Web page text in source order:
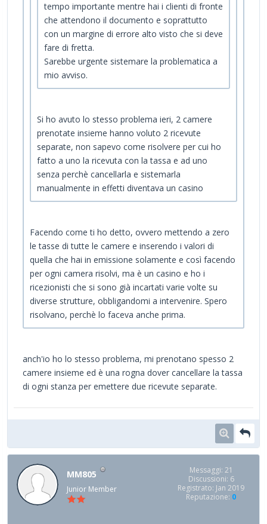
tempo importante mentre hai i clienti di fronte
che attendono il documento e soprattutto
con un margine di errore alto visto che si deve
fare di fretta.
Sarebbe urgente sistemare la problematica a
mio avviso.
Si ho avuto lo stesso problema ieri, 2 camere
prenotate insieme hanno voluto 2 ricevute
separate, non sapevo come risolvere per cui ho
fatto a uno la ricevuta con la tassa e ad uno
senza perchè cancellarla e sistemarla
manualmente in effetti diventava un casino
Facendo come ti ho detto, ovvero mettendo a zero
le tasse di tutte le camere e inserendo i valori di
quella che hai in emissione solamente e così facendo
per ogni camera risolvi, ma è un casino e ho i
ricezionisti che si sono già incartati varie volte su
diverse strutture, obbligandomi a intervenire. Spero
risolvano, perchè lo faceva anche prima.
anch'io ho lo stesso problema, mi prenotano spesso 2
camere insieme ed è una rogna dover cancellare la tassa
di ogni stanza per emettere due ricevute separate.
MM805
Junior Member
Messaggi: 21
Discussioni: 6
Registrato: Jan 2019
Reputazione: 0